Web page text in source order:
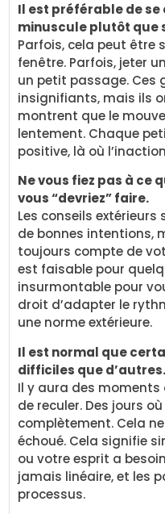
Il est préférable de
minuscule plutôt que
Parfois, cela peut être
fenêtre. Parfois, jeter
un petit passage. Ces
insignifiants, mais ils
montrent que le
lentement. Chaque
positive, là où
Ne vous fiez pas à ce
vous “devriez” faire.
Les conseils
de bonnes intentions,
toujours compte de
est faisable pour
insurmontable pour
droit d’adapter le
une norme extérieure.
Il est normal que
difficiles que d’autres.
Il y aura des moments
de reculer. Des jours
complètement. Cela
échoué. Cela signifie
ou votre esprit a
jamais linéaire, et les
processus.